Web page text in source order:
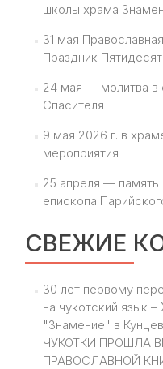
школы храма
31 мая
Праздник
24 мая — молитва в
Спасителя
9 мая 2026 г. в
мероприятия
25 апреля — память
епископа
СВЕЖИЕ
30 лет первому
на чукотский язык
"Знамение" в
ЧУКОТКИ ПРОШЛА
ПРАВОСЛАВНОЙ